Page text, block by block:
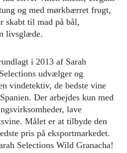
og med mørkbærret frugt,
skabt til mad på bål,
livsglæde.
i 2013 af Sarah
udvælger og
vindetektiv, de bedste vine
Der arbejdes kun med
lave
Målet er at tilbyde den
pris på eksportmarkedet.
Selections Wild Granacha!